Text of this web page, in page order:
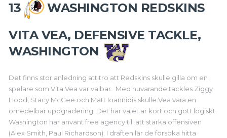
13
WASHINGTON REDSKINS
VITA VEA, DEFENSIVE TACKLE,
WASHINGTON
Det finns stor anledning att tro att Redskins skulle gilla om en
spelare som Vita Vea var valbar. Med nuvarande tackles Ziggy
Hood, Stacy McGee och Matt Ioannidis skulle Vea vara en
omedelbar uppgradering. Det här valet är kort och gott logiskt.
Washington har använt free agency till att stärka offensiven
(Alex Smith, Paul Richardson). I draften lär de försöka hitta